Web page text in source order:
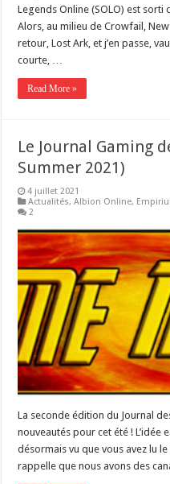
Legends Online (SOLO) est sorti
Alors, au milieu de Crowfail,
retour, Lost Ark, et j’en passe,
courte, …
Read More »
Le Journal Gaming
Summer 2021)
4 juillet 2021
Actualités,Albion Online,
2
La seconde édition du Journal
nouveautés pour cet été ! L’idée
désormais vu que vous avez lu
rappelle que nous avons des